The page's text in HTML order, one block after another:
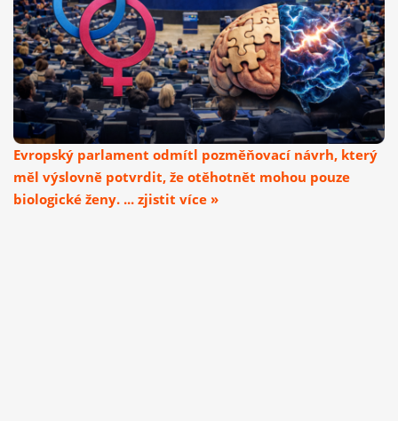
Evropský parlament odmítl pozměňovací návrh, který
měl výslovně potvrdit, že otěhotnět mohou pouze
biologické ženy. ... zjistit více »